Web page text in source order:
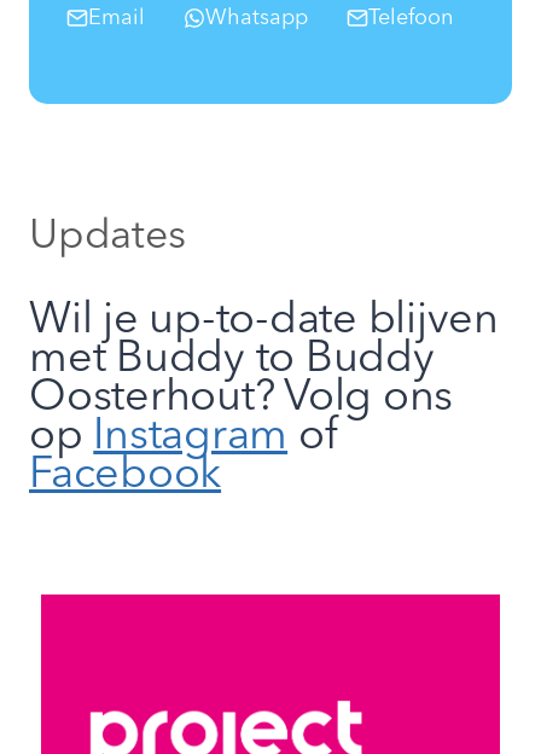
Email Whatsapp Telefoon
Updates
Wil je up-to-date blijven
met Buddy to Buddy
Oosterhout? Volg ons
op Instagram of
Facebook